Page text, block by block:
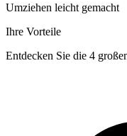
Umziehen leicht gemacht
Ihre Vorteile
Entdecken Sie die 4